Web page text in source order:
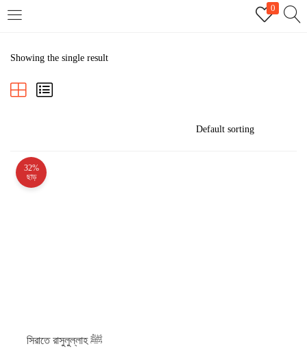
0
REGISTER
Showing the single result
32%
ছাড়
সিরাতে রাসুলুল্লাহ ﷺ